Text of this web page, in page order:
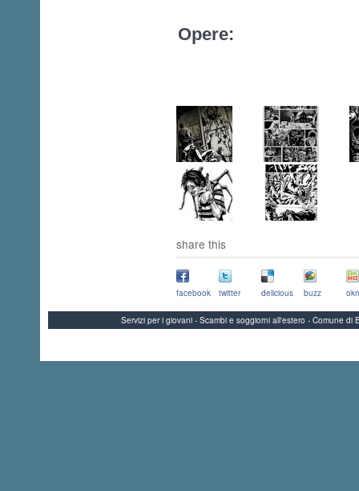
Opere:
share this
facebook twitter delicious buzz
Servizi per i giovani - Scambi e soggiorni all'estero - Comune